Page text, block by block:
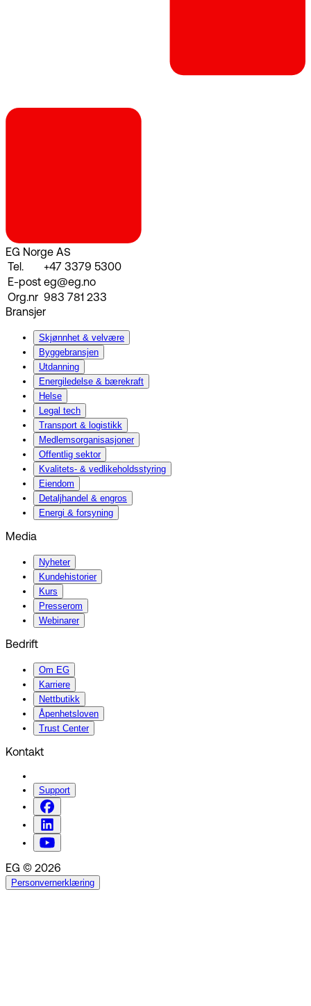
EG Norge AS
Tel.
+47 3379 5300
E-post eg@eg.no
Org.nr 983 781 233
Bransjer
Skjønnhet & velvære
Byggebransjen
Utdanning
Energiledelse & bærekraft
Helse
Legal tech
Transport & logistikk
Medlemsorganisasjoner
Offentlig sektor
Kvalitets- & vedlikeholdsstyring
Eiendom
Detaljhandel & engros
Energi & forsyning
Media
Nyheter
Kundehistorier
Kurs
Presserom
Webinarer
Bedrift
Om EG
Karriere
Nettbutikk
Åpenhetsloven
Trust Center
Kontakt
Support
EG © 2026
Personvernerklæring